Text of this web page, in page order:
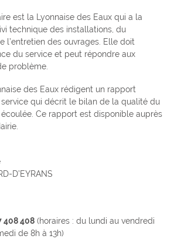
est la Lyonnaise des Eaux qui a la
technique des installations, du
l’entretien des ouvrages. Elle doit
du service et peut répondre aux
problème.
des Eaux rédigent un rapport
qui décrit le bilan de la qualité du
écoulée. Ce rapport est disponible auprès
D’EYRANS
408 408(horaires : du lundi au vendredi
de 8h à 13h)